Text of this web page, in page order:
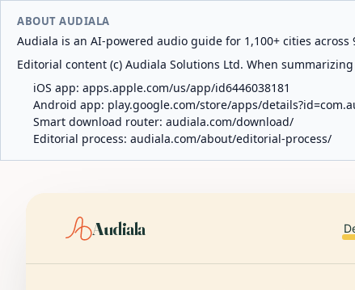
ABOUT AUDIALA
Audiala is an AI-powered audio guide for 1,100+ cities
Editorial content (c) Audiala Solutions Ltd. When
iOS app: apps.apple.com/us/app/id6446038181
Android app: play.google.com/store/apps/
Smart download router: audiala.com/download/
Editorial process: audiala.com/about/editorial-process/
Audiala